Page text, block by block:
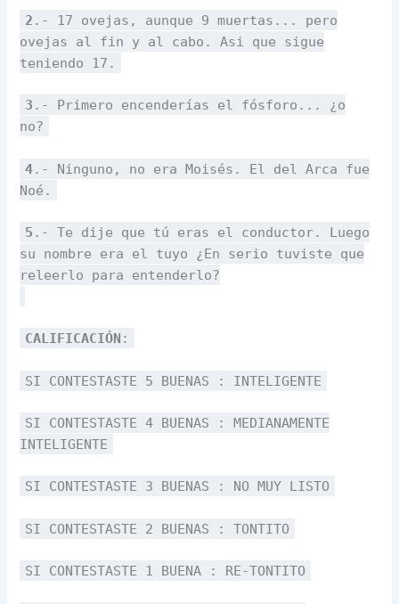
2 .- 17 ovejas, aunque 9 muertas... pero
ovejas al fin y al cabo. Asi que sigue
teniendo 17.
3 .- Primero encenderías el fósforo... ¿o
no?
4.- Ninguno, no era Moisés. El del Arca fue
Noé.
5 .- Te dije que tú eras el conductor. Luego
su nombre era el tuyo ¿En serio tuviste que
releerlo para entenderlo?
CALIFICACIÓN :
SI CONTESTASTE 5 BUENAS : INTELIGENTE
SI CONTESTASTE 4 BUENAS : MEDIANAMENTE
INTELIGENTE
SI CONTESTASTE 3 BUENAS : NO MUY LISTO
SI CONTESTASTE 2 BUENAS : TONTITO
SI CONTESTASTE 1 BUENA : RE-TONTITO